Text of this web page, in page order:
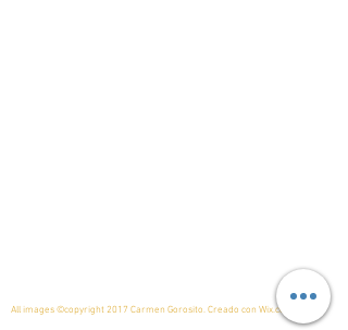
All images ©copyright 2017 Carmen Gorosito. Creado con Wix.com